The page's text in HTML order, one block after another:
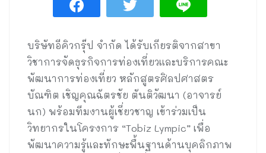
บริษัทอีคิวกรุ๊ป จำกัด ได้รับเกียรติจากสาขา
วิชาการจัดธุรกิจการท่องเที่ยวและบริการคณะ
พัฒนาการท่องเที่ยว หลักสูตรศิลปศาสตร
บัณฑิต เชิญคุณฉัตรชัย ตันติวัฒนา (อาจารย์
นก) พร้อมทีมงานผู้เชี่ยวชาญ เข้าร่วมเป็น
วิทยากรในโครงการ “Tobiz Lympic” เพื่อ
พัฒนาความรู้และทักษะพื้นฐานด้านบุคลิกภาพ